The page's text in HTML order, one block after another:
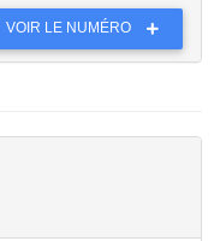
VOIR LE NUMÉRO